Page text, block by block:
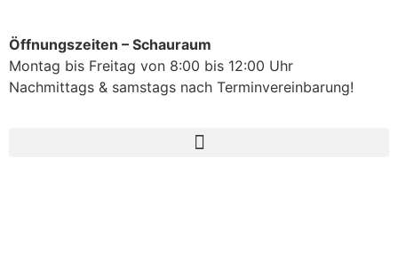
Öffnungszeiten – Schauraum
Montag bis Freitag von 8:00 bis 12:00 Uhr
Nachmittags & samstags nach Terminvereinbarung!